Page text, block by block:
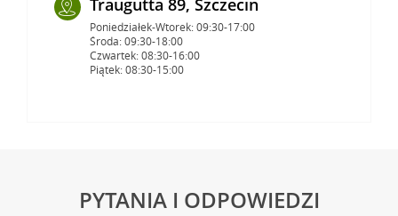
Poniedziałek-Wtorek: 09:30-17:00
Środa: 09:30-18:00
Czwartek: 08:30-16:00
Piątek: 08:30-15:00
PYTANIA I ODPOWIEDZI